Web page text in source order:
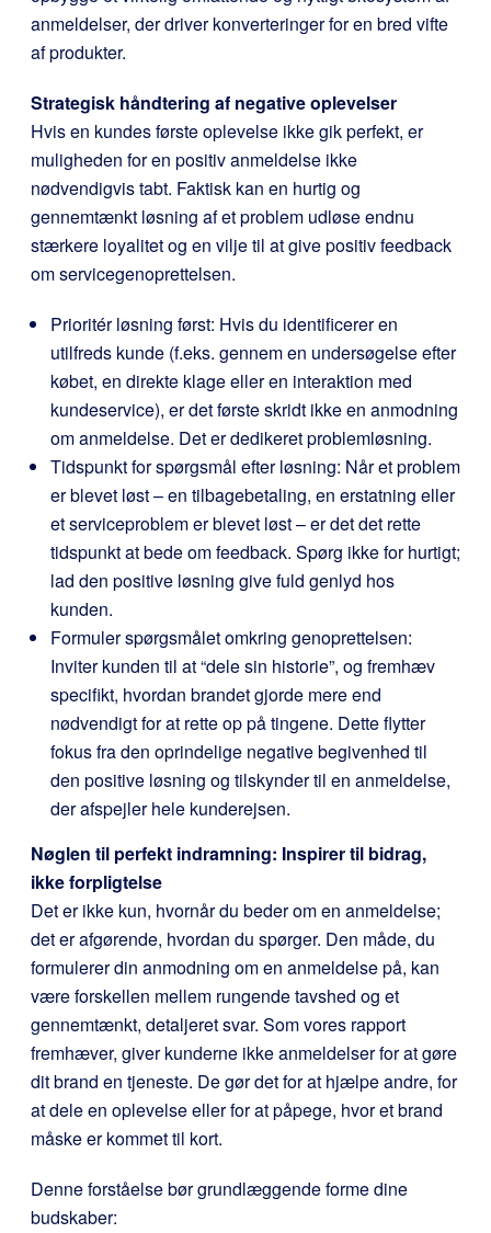
anmeldelser, der driver konverteringer for en bred vifte
af produkter.
Strategisk håndtering af negative oplevelser
Hvis en kundes første oplevelse ikke gik perfekt, er
muligheden for en positiv anmeldelse ikke
nødvendigvis tabt. Faktisk kan en hurtig og
gennemtænkt løsning af et problem udløse endnu
stærkere loyalitet og en vilje til at give positiv feedback
om servicegenoprettelsen.
Prioritér løsning først: Hvis du identificerer en
utilfreds kunde (f.eks. gennem en undersøgelse efter
købet, en direkte klage eller en interaktion med
kundeservice), er det første skridt ikke en anmodning
om anmeldelse. Det er dedikeret problemløsning.
Tidspunkt for spørgsmål efter løsning: Når et problem
er blevet løst – en tilbagebetaling, en erstatning eller
et serviceproblem er blevet løst – er det det rette
tidspunkt at bede om feedback. Spørg ikke for hurtigt;
lad den positive løsning give fuld genlyd hos
kunden.
Formuler spørgsmålet omkring genoprettelsen:
Inviter kunden til at “dele sin historie”, og fremhæv
specifikt, hvordan brandet gjorde mere end
nødvendigt for at rette op på tingene. Dette flytter
fokus fra den oprindelige negative begivenhed til
den positive løsning og tilskynder til en anmeldelse,
der afspejler hele kunderejsen.
Nøglen til perfekt indramning: Inspirer til bidrag,
ikke forpligtelse
Det er ikke kun, hvornår du beder om en anmeldelse;
det er afgørende, hvordan du spørger. Den måde, du
formulerer din anmodning om en anmeldelse på, kan
være forskellen mellem rungende tavshed og et
gennemtænkt, detaljeret svar. Som vores rapport
fremhæver, giver kunderne ikke anmeldelser for at gøre
dit brand en tjeneste. De gør det for at hjælpe andre, for
at dele en oplevelse eller for at påpege, hvor et brand
måske er kommet til kort.
Denne forståelse bør grundlæggende forme dine
budskaber: